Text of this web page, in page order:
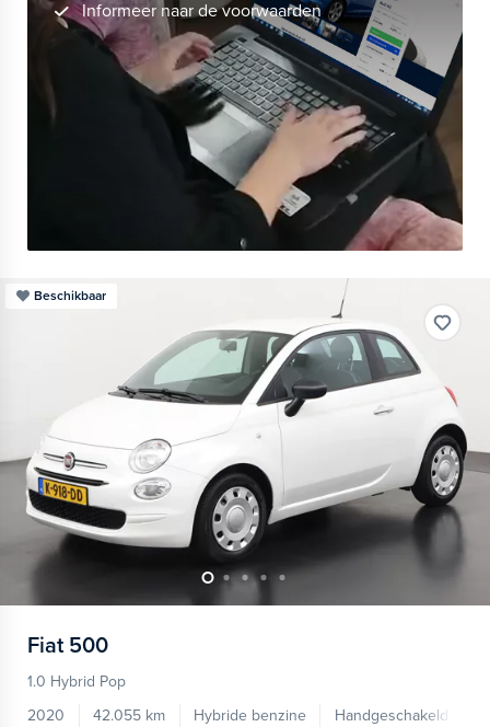
Informeer naar de voorwaarden
Beschikbaar
Fiat 500
1.0 Hybrid Pop
2020
42.055 km Hybride benzine
Handgeschakeld